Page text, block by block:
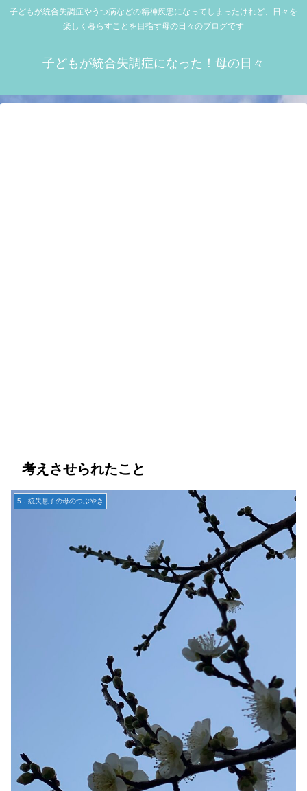
子どもが統合失調症やうつ病などの精神疾患になってしまったけれど、日々を
楽しく暮らすことを目指す母の日々のブログです
子どもが統合失調症になった！母の日々
考えさせられたこと
5．統失息子の母のつぶやき